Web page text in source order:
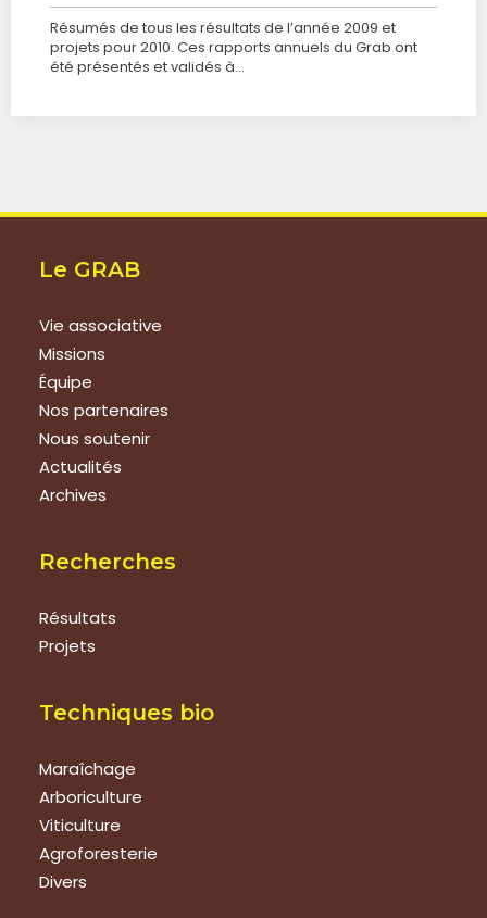
Résumés de tous les résultats de l’année 2009 et
projets pour 2010. Ces rapports annuels du Grab ont
été présentés et validés à…
Le GRAB
Vie associative
Missions
Équipe
Nos partenaires
Nous soutenir
Actualités
Archives
Recherches
Résultats
Projets
Techniques bio
Maraîchage
Arboriculture
Viticulture
Agroforesterie
Divers